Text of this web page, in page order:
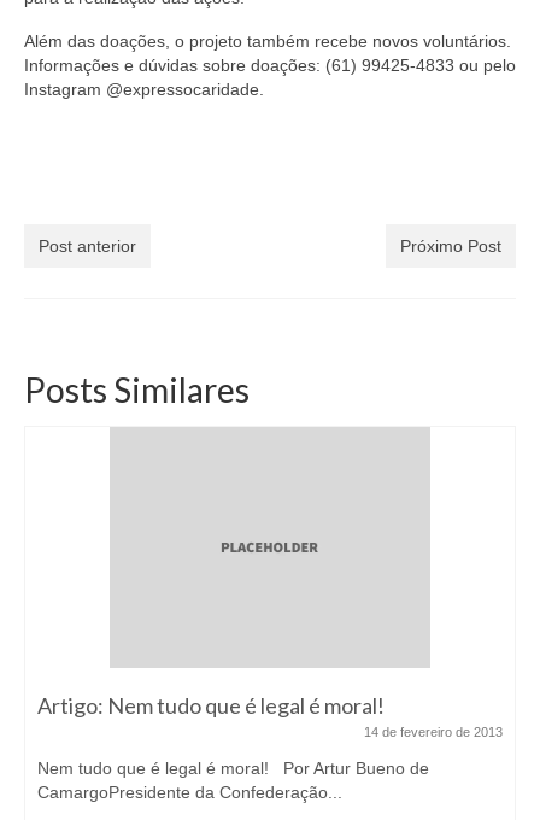
Além das doações, o projeto também recebe novos voluntários.
Informações e dúvidas sobre doações: (61) 99425-4833 ou pelo
Instagram @expressocaridade.
Post anterior Próximo Post
Posts Similares
Artigo: Nem tudo que é legal é moral!
14 de fevereiro de 2013
Nem tudo que é legal é moral! Por Artur Bueno de
CamargoPresidente da Confederação...